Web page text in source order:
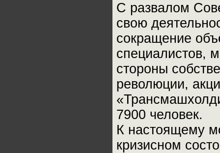
С развалом
свою
сокращение
специалистов,
стороны
революции,
7900 человек.
К настоящему
кризисном